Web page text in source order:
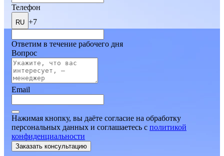
Телефон
RU +7
Ответим в течение рабочего дня
Вопрос
Email
Нажимая кнопку, вы даёте согласие на обработку
персональных данных и соглашаетесь c политикой
конфиденциальности
Заказать консультацию